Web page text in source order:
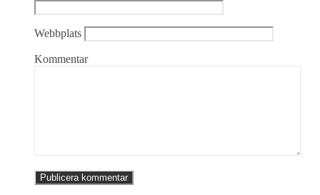
Webbplats
Kommentar